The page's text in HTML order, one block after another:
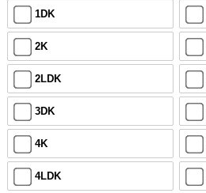
1DK
2K
2LDK
3DK
4K
4LDK